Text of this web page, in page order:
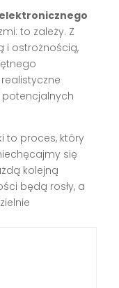
to zależy. Z
i ostrożnością,
potencjalnych
to proces, który
się
kolejną
będą rosły, a